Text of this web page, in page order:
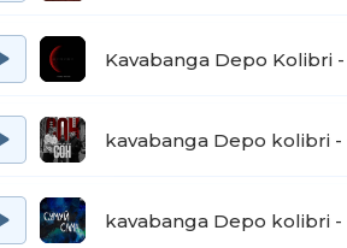
Kavabanga Depo Kolibri
kavabanga Depo kolibri
kavabanga Depo kolibri